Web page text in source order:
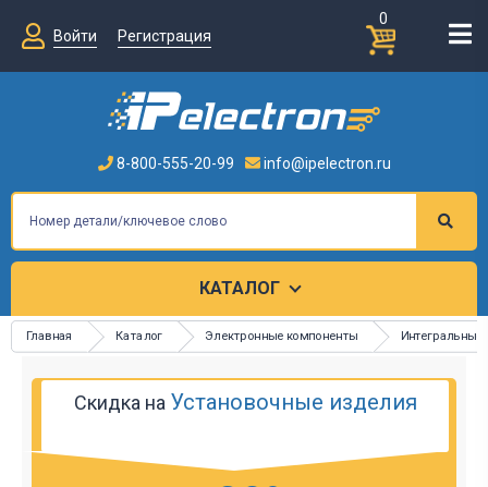
0
Войти
Регистрация
8-800-555-20-99 info@ipelectron.ru
КАТАЛОГ
Главная Каталог Электронные компоненты Интегральные
Скидка на Установочные изделия